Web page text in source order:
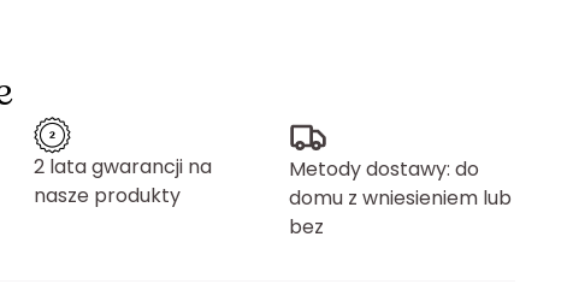
2 lata gwarancji na
nasze produkty
Metody dostawy: do
domu z wniesieniem lub
bez